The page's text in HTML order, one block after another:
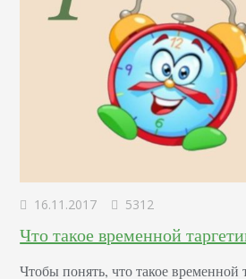
16.11.2017 5312
Что такое временной
Чтобы понять, что такое временной